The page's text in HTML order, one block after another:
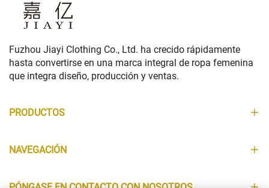
Fuzhou Jiayi Clothing Co., Ltd. ha crecido rápidamente
hasta convertirse en una marca integral de ropa femenina
que integra diseño, producción y ventas.
PRODUCTOS
NAVEGACIÓN